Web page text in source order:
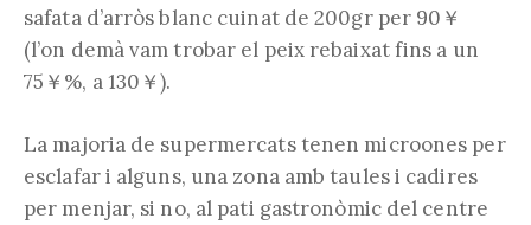
safata d’arròs blanc cuinat de 200gr per 90￥
(l’on demà vam trobar el peix rebaixat fins a un
75￥%, a 130￥).
La majoria de supermercats tenen microones per
esclafar i alguns, una zona amb taules i cadires
per menjar, si no, al pati gastronòmic del centre